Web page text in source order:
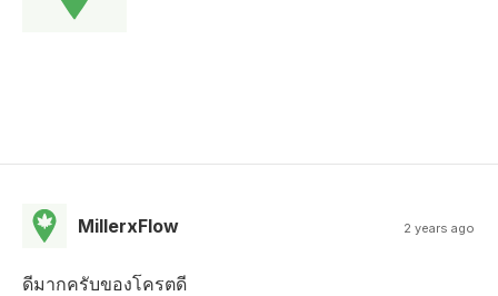
MillerxFlow 2 years ago
ดีมากครับของโครตดี